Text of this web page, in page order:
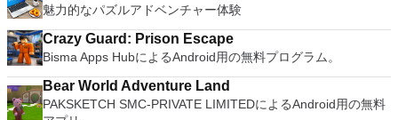
魅力的なパズルアドベンチャー体験
Crazy Guard: Prison Escape
Bisma Apps HubによるAndroid用の無料プログラム。
Bear World Adventure Land
PAKSKETCH SMC-PRIVATE LIMITEDによるAndroid用の無料